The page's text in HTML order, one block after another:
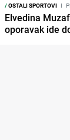
/OSTALI SPORTOVI I
Elvedina
oporavak ide